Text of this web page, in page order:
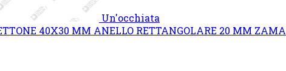
Un'occhiata
40X30 MM ANELLO RETTANGOLARE 20 MM ZAMA